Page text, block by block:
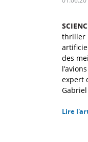
thriller
des
expert
Lire